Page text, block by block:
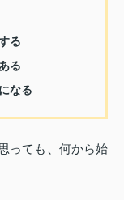
る
る
なる
っても、何から始